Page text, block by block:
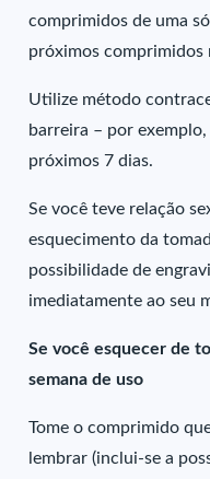
comprimidos de uma
próximos comprimidos
Utilize método
barreira – por
próximos 7 dias.
Se você teve relação
esquecimento da
possibilidade de
imediatamente ao seu
Se você esquecer de
semana de uso
Tome o comprimido
lembrar (inclui-se a